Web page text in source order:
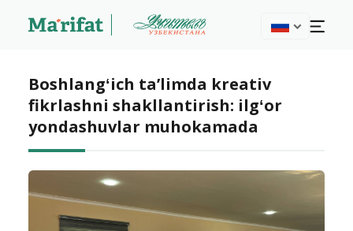
Boshlangʻich taʼlimda kreativ
fikrlashni shakllantirish: ilgʻor
yondashuvlar muhokamada